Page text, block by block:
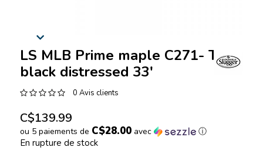
LS MLB Prime maple C271- TRX
black distressed 33'
0 Avis clients
C$139.99
ou 5 paiements de C$28.00avec ⓘ
En rupture de stock